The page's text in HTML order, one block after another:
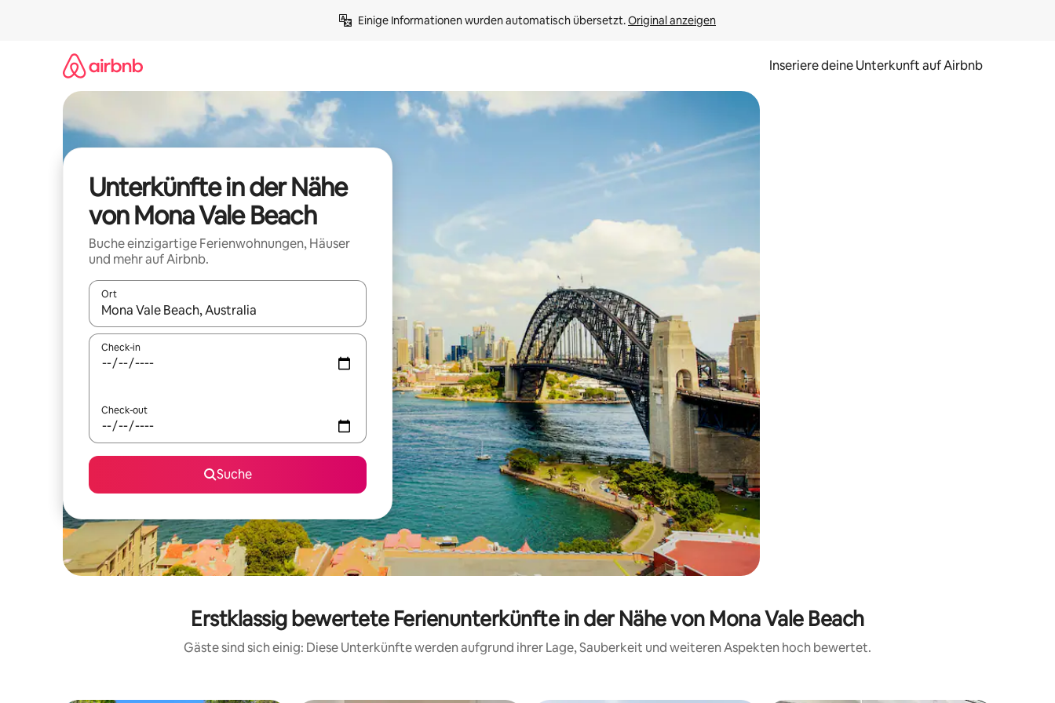
Einige Informationen wurden automatisch übersetzt. Original anzeigen
Inseriere deine Unterkunft auf Airbnb
Unterkünfte in der Nähe
von Mona Vale Beach
Buche einzigartige Ferienwohnungen, Häuser
und mehr auf Airbnb.
Ort
Wenn Ergebnisse verfügbar sind, navigiere mit den Pfeiltasten nach oben und unten oder erkunde die Ergebnisse durch Berühren oder Wischgesten.
Check-in
Check-out
Suche
Erstklassig bewertete Ferienunterkünfte in der Nähe von Mona Vale Beach
Gäste sind sich einig: Diese Unterkünfte werden aufgrund ihrer Lage, Sauberkeit und weiteren Aspekten hoch bewertet.